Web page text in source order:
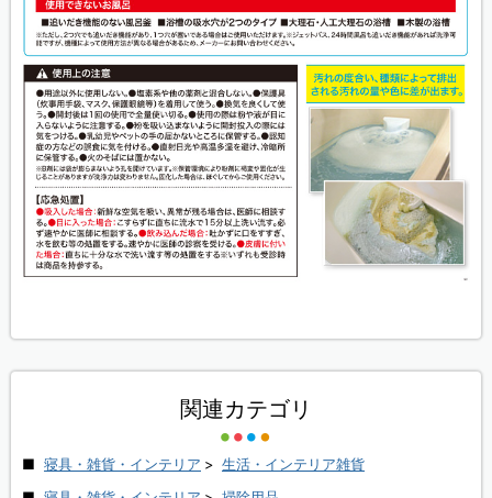
関連カテゴリ
寝具・雑貨・インテリア > 生活・インテリア雑貨